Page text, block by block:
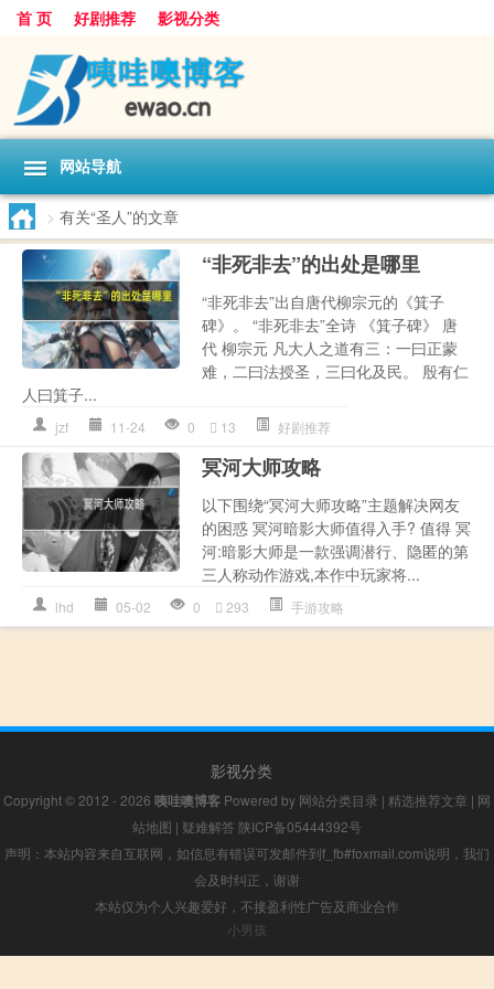
首 页 好剧推荐 影视分类
网站导航
> 有关“圣人”的文章
“非死非去”的出处是哪里
“非死非去”出自唐代柳宗元的《箕子
碑》。 “非死非去”全诗 《箕子碑》 唐
代 柳宗元 凡大人之道有三：一曰正蒙
难，二曰法授圣，三曰化及民。 殷有仁
人曰箕子...
jzf 11-24 0 13 好剧推荐
冥河大师攻略
以下围绕“冥河大师攻略”主题解决网友
的困惑 冥河暗影大师值得入手? 值得 冥
河:暗影大师是一款强调潜行、隐匿的第
三人称动作游戏,本作中玩家将...
lhd 05-02 0 293 手游攻略
影视分类
Copyright © 2012 - 2026 咦哇噢博客 Powered by 网站分类目录 | 精选推荐文章 | 网
站地图 | 疑难解答 陕ICP备05444392号
声明：本站内容来自互联网，如信息有错误可发邮件到f_fb#foxmail.com说明，我们
会及时纠正，谢谢
本站仅为个人兴趣爱好，不接盈利性广告及商业合作
小男孩